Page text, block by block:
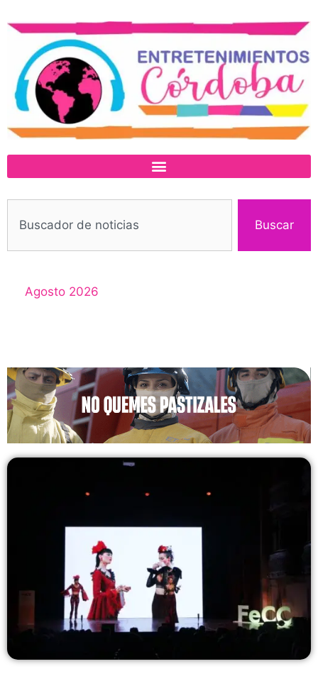
Buscar
Agosto 2026